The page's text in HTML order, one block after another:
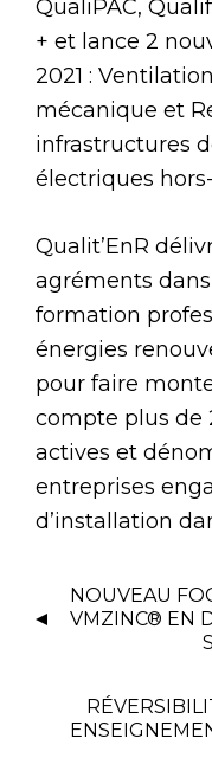
QualiPAC,
+ et lance 2
2021 :
mécanique et
infrastructures
électriques
Qualit’EnR
agréments
formation
énergies
pour faire
compte plus de
actives et
entreprises
d’installation
NOUVEAU
VMZINC® EN